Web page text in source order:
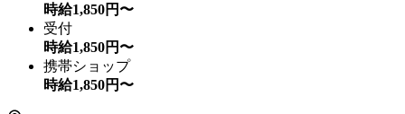
時給1,850円〜
受付
時給1,850円〜
携帯ショップ
時給1,850円〜